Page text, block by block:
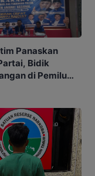
Panaskan
Bidik
di Pemilu